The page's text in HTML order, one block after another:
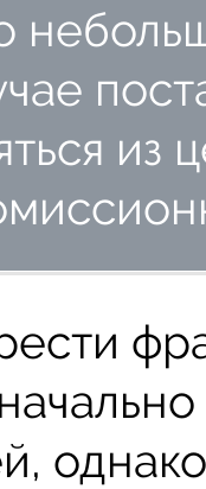
из